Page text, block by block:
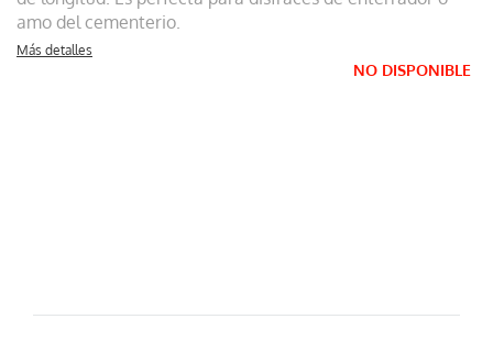
amo del cementerio.
Más detalles
NO DISPONIBLE